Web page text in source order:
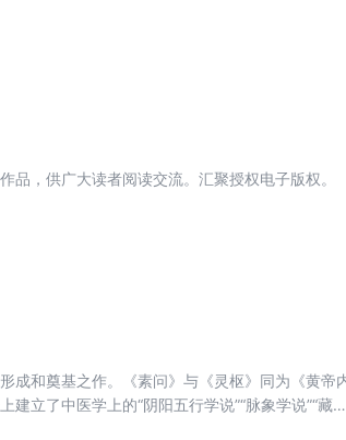
，供广大读者阅读交流。汇聚授权电子版权。
成和奠基之作。《素问》与《灵枢》同为《黄帝
立了中医学上的“阴阳五行学说”“脉象学说”“藏象